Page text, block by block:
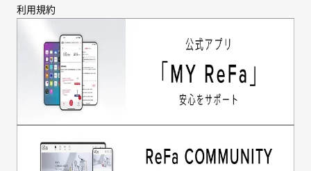
利用規約